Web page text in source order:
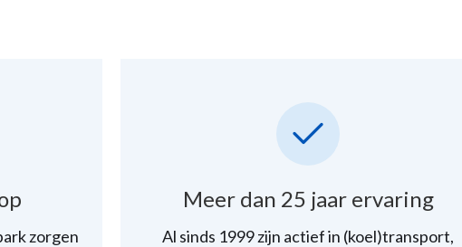
zorgen
Meer dan 25 jaar ervaring
Al sinds 1999 zijn actief in (koel)transport,